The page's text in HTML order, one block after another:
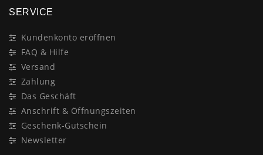
SERVICE
Kundenkonto eröffnen
FAQ & Hilfe
Versand
Zahlung
Das Geschäft
Anschrift & Öffnungszeiten
Geschenk-Gutschein
Newsletter